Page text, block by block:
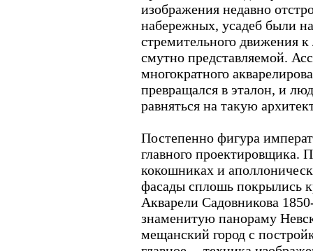
изображения недавно
набережных, усадеб были
стремительного движения
смутно представляемой.
многократного
превращался в эталон, и
равняться на такую
Постепенно фигура
главного проектировщика.
кокошниках и
фасады сплошь покрылись
Акварели Садовникова
знаменитую панораму
мещанский город с